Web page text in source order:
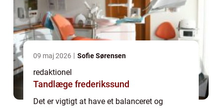
09 maj 2026 Sofie Sørensen
redaktionel
Tandlæge frederikssund
Det er vigtigt at have et balanceret og